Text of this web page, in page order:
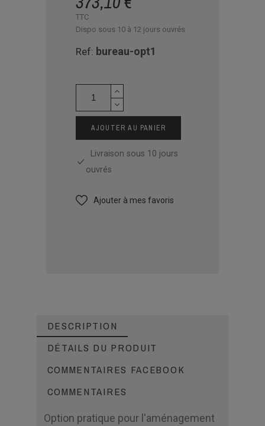
TTC
Dispo sous 10 à 12 jours ouvrés
Ref: bureau-opt1
AJOUTER AU PANIER
Livraison sous 10 jours
ouvrés
Ajouter à mes favoris
DESCRIPTION
DÉTAILS DU PRODUIT
COMMENTAIRES FACEBOOK
COMMENTAIRES
Option pratique pour l'aménagement